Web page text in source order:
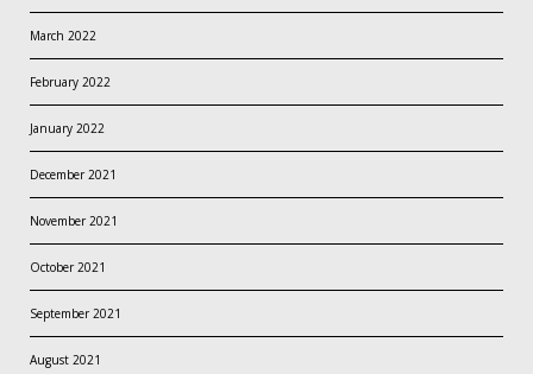
March 2022
February 2022
January 2022
December 2021
November 2021
October 2021
September 2021
August 2021